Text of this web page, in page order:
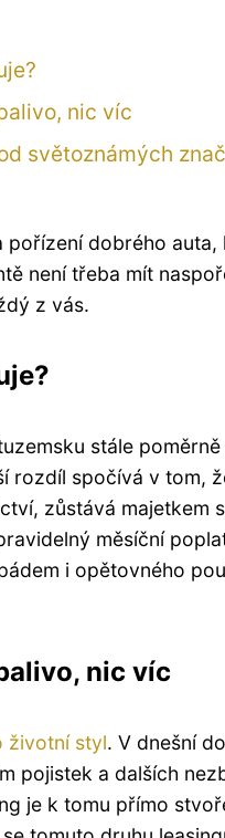
nic víc
světoznámých
dobrého
není třeba mít
z vás.
stále
rozdíl spočívá v tom,
zůstává majetkem
měsíční
i opětovného
nic víc
životní styl. V dnešní
pojistek a dalších
je k tomu přímo